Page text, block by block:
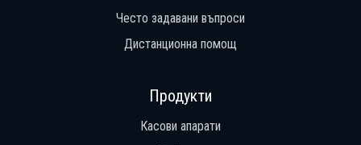
Често задавани въпроси
Дистанционна помощ
Продукти
Касови апарати